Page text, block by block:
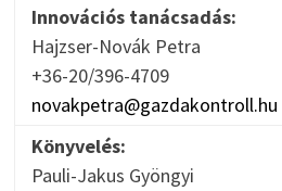
Innovációs tanácsadás:
Hajzser-Novák Petra
+36-20/396-4709
novakpetra@gazdakontroll.hu
Könyvelés:
Pauli-Jakus Gyöngyi